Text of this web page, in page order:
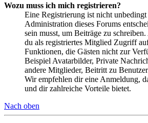
Wozu muss ich mich registrieren?
Eine Registrierung ist nicht
Administration dieses Forums
sein musst, um Beiträge zu
du als registriertes Mitglied Zugriff
Funktionen, die Gästen nicht zur
Beispiel Avatarbilder, Private
andere Mitglieder, Beitritt zu
Wir empfehlen dir eine Anmeldung,
und dir zahlreiche Vorteile bietet.
Nach oben